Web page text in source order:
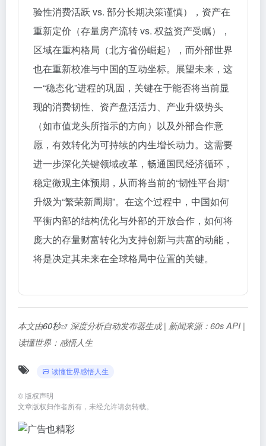
验性消费活跃 vs. 部分长期决策谨慎），资产在
重新定价（存量房产流转 vs. 权益资产受瞩），
区域在重构格局（北方省份崛起），而外部世界
也在重新校准与中国的互动坐标。展望未来，这
一“稳态化”进程的巩固，关键在于能否将当前显
现的消费韧性、资产盘活活力、产业升级势头
（如市值龙头所指示的方向）以及外部合作意
愿，有效转化为可持续的内生增长动力。这需要
进一步深化关键领域改革，畅通国民经济循环，
稳定微观主体预期，从而将当前的“韧性平台期”
升级为“繁荣新周期”。在这个过程中，中国如何
平衡内部的结构优化与外部的开放合作，如何将
庞大的存量财富转化为支持创新与共富的动能，
将是决定其未来在全球格局中位置的关键。
本文由60秒
深度分析自动发布器生成 | 新闻来源：60s API |
读懂世界：感悟人生
读懂世界感悟人生
© 版权声明
文章版权归作者所有，未经允许请勿转载。